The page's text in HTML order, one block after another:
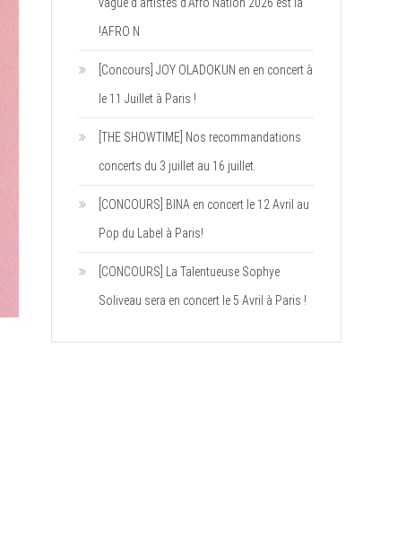
!AFRO N
[Concours] JOY OLADOKUN en en concert à
le 11 Juillet à Paris !
[THE SHOWTIME] Nos recommandations
concerts du 3 juillet au 16 juillet.
[CONCOURS] BINA en concert le 12 Avril au
Pop du Label à Paris!
[CONCOURS] La Talentueuse Sophye
Soliveau sera en concert le 5 Avril à Paris !